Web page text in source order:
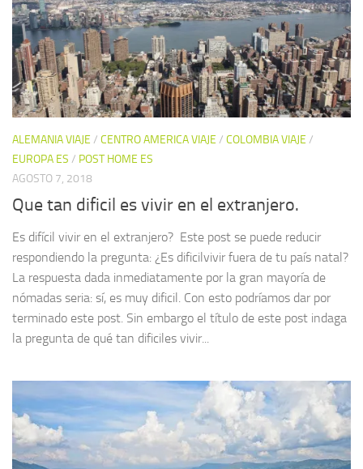
ALEMANIA VIAJE / CENTRO AMERICA VIAJE / COLOMBIA VIAJE /
EUROPA ES / POST HOME ES
AGOSTO 7, 2018
Que tan dificil es vivir en el extranjero.
Es difícil vivir en el extranjero? Este post se puede reducir
respondiendo la pregunta: ¿Es dificilvivir fuera de tu país natal?
La respuesta dada inmediatamente por la gran mayoría de
nómadas seria: sí, es muy dificil. Con esto podríamos dar por
terminado este post. Sin embargo el título de este post indaga
la pregunta de qué tan dificiles vivir...